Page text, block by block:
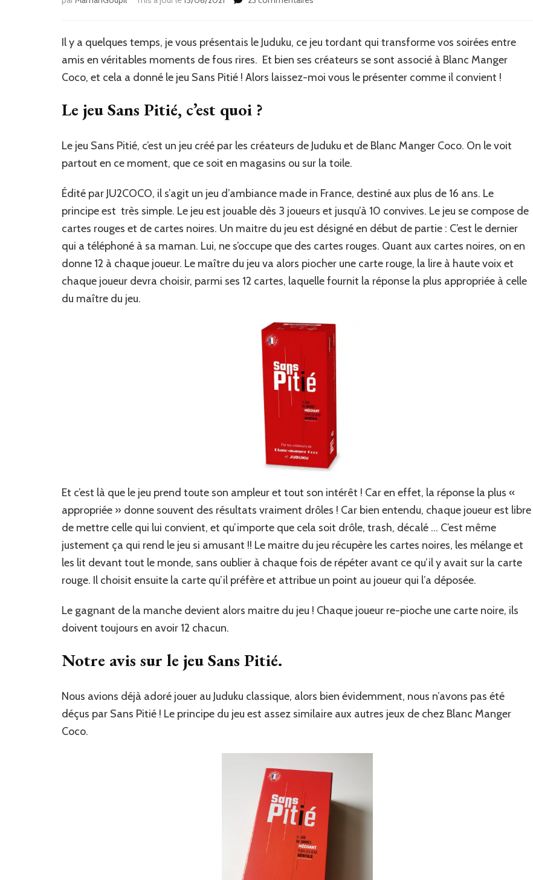
Pitié.
Il y a quelques temps, je vous présentais le Juduku, ce jeu tordant qui transforme vos soirées entre
amis en véritables moments de fous rires. Et bien ses créateurs se sont associé à Blanc Manger
Coco, et cela a donné le jeu Sans Pitié ! Alors laissez-moi vous le présenter comme il convient !
Le jeu Sans Pitié, c’est quoi ?
Le jeu Sans Pitié, c’est un jeu créé par les créateurs de Juduku et de Blanc Manger Coco. On le voit
partout en ce moment, que ce soit en magasins ou sur la toile.
Édité par JU2COCO, il s’agit un jeu d’ambiance made in France, destiné aux plus de 16 ans. Le
principe est très simple. Le jeu est jouable dès 3 joueurs et jusqu’à 10 convives. Le jeu se compose de
cartes rouges et de cartes noires. Un maitre du jeu est désigné en début de partie : C’est le dernier
qui a téléphoné à sa maman. Lui, ne s’occupe que des cartes rouges. Quant aux cartes noires, on en
donne 12 à chaque joueur. Le maître du jeu va alors piocher une carte rouge, la lire à haute voix et
chaque joueur devra choisir, parmi ses 12 cartes, laquelle fournit la réponse la plus appropriée à celle
du maître du jeu.
Et c’est là que le jeu prend toute son ampleur et tout son intérêt ! Car en effet, la réponse la plus «
appropriée » donne souvent des résultats vraiment drôles ! Car bien entendu, chaque joueur est libre
de mettre celle qui lui convient, et qu’importe que cela soit drôle, trash, décalé … C’est même
justement ça qui rend le jeu si amusant !! Le maitre du jeu récupère les cartes noires, les mélange et
les lit devant tout le monde, sans oublier à chaque fois de répéter avant ce qu’il y avait sur la carte
rouge. Il choisit ensuite la carte qu’il préfère et attribue un point au joueur qui l’a déposée.
Le gagnant de la manche devient alors maitre du jeu ! Chaque joueur re-pioche une carte noire, ils
doivent toujours en avoir 12 chacun.
Notre avis sur le jeu Sans Pitié.
Nous avions déjà adoré jouer au Juduku classique, alors bien évidemment, nous n’avons pas été
déçus par Sans Pitié ! Le principe du jeu est assez similaire aux autres jeux de chez Blanc Manger
Coco.